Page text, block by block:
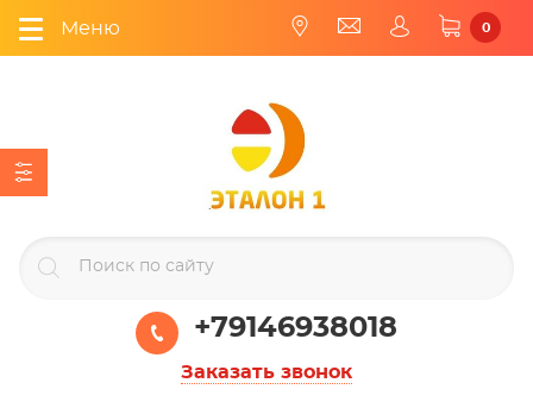
Меню 0
+79146938018
Заказать звонок